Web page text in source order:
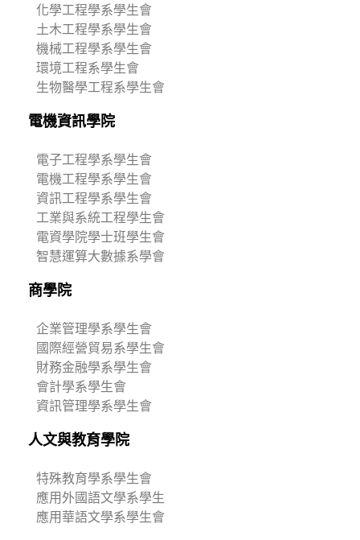
化學工程學系學生會
土木工程學系學生會
機械工程學系學生會
環境工程系學生會
生物醫學工程系學生會
電機資訊學院
電子工程學系學生會
電機工程學系學生會
資訊工程學系學生會
工業與系統工程學生會
電資學院學士班學生會
智慧運算大數據系學會
商學院
企業管理學系學生會
國際經營貿易系學生會
財務金融學系學生會
會計學系學生會
資訊管理學系學生會
人文與教育學院
特殊教育學系學生會
應用外國語文學系學生
應用華語文學系學生會